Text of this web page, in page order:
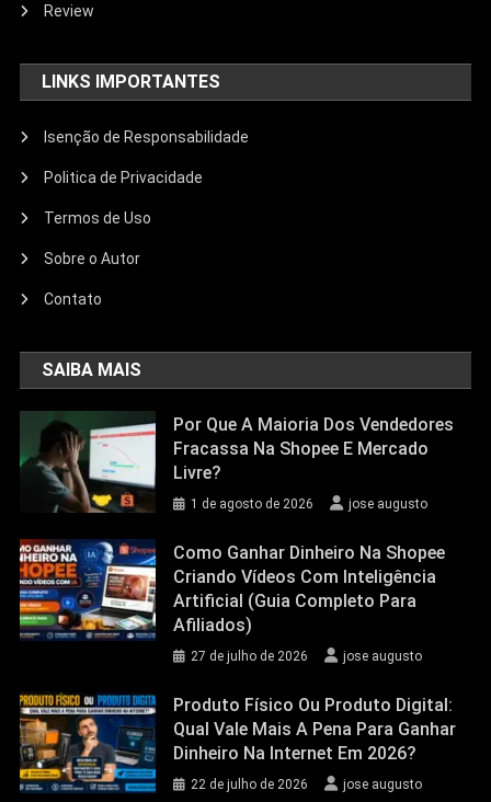
Review
LINKS IMPORTANTES
Isenção de Responsabilidade
Politica de Privacidade
Termos de Uso
Sobre o Autor
Contato
SAIBA MAIS
Por Que A Maioria Dos Vendedores
Fracassa Na Shopee E Mercado
Livre?
1 de agosto de 2026 jose augusto
Como Ganhar Dinheiro Na Shopee
Criando Vídeos Com Inteligência
Artificial (Guia Completo Para
Afiliados)
27 de julho de 2026 jose augusto
Produto Físico Ou Produto Digital:
Qual Vale Mais A Pena Para Ganhar
Dinheiro Na Internet Em 2026?
22 de julho de 2026 jose augusto